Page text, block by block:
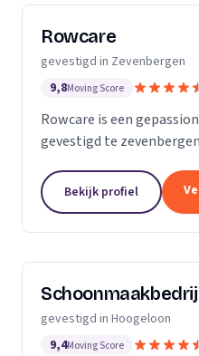
Rowcare
gevestigd in Zevenbergen
9,8Moving Score
Rowcare is een
gevestigd te
Bekijk profiel
gevestigd in Hoogeloon
9,4Moving Score